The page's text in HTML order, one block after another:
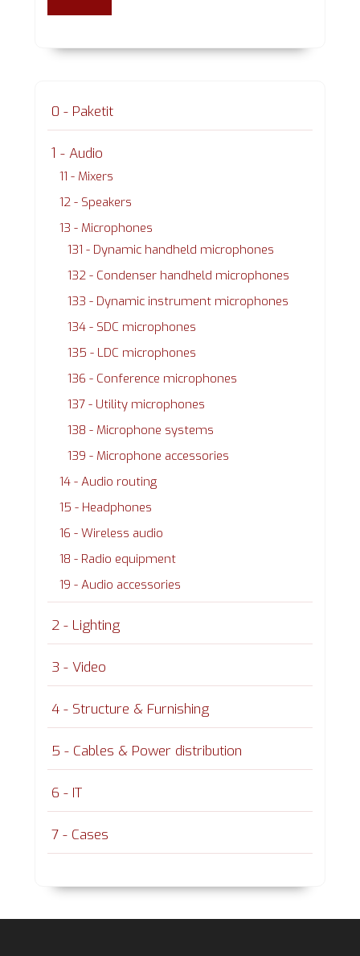
0 - Paketit
1 - Audio
11 - Mixers
12 - Speakers
13 - Microphones
131 - Dynamic handheld microphones
132 - Condenser handheld microphones
133 - Dynamic instrument microphones
134 - SDC microphones
135 - LDC microphones
136 - Conference microphones
137 - Utility microphones
138 - Microphone systems
139 - Microphone accessories
14 - Audio routing
15 - Headphones
16 - Wireless audio
18 - Radio equipment
19 - Audio accessories
2 - Lighting
3 - Video
4 - Structure & Furnishing
5 - Cables & Power distribution
6 - IT
7 - Cases